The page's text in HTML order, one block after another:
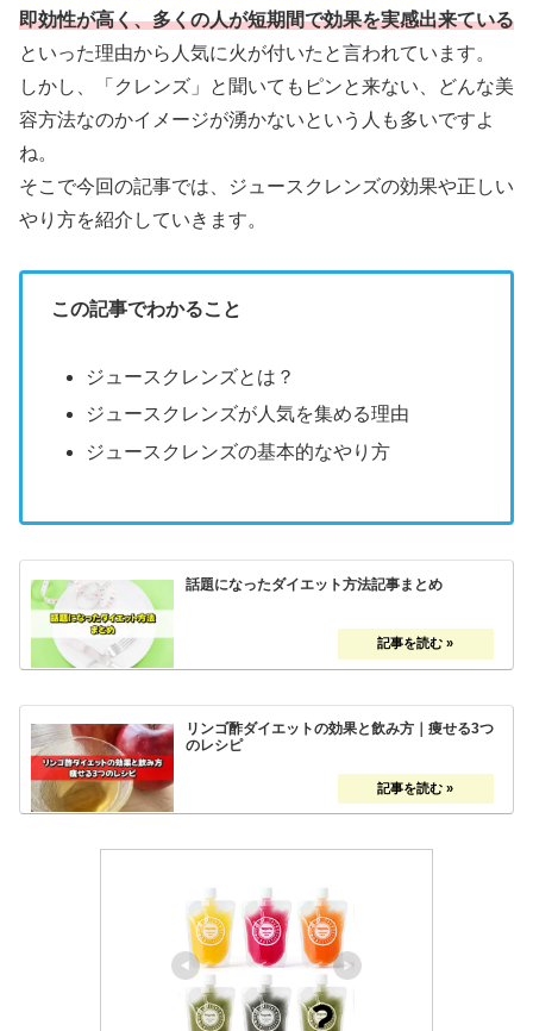
即効性が高く、多くの人が短期間で効果を実感出来ている
といった理由から人気に火が付いたと言われています。
しかし、「クレンズ」と聞いてもピンと来ない、どんな美
容方法なのかイメージが湧かないという人も多いですよ
ね。
そこで今回の記事では、ジュースクレンズの効果や正しい
やり方を紹介していきます。
この記事でわかること
ジュースクレンズとは？
ジュースクレンズが人気を集める理由
ジュースクレンズの基本的なやり方
話題になったダイエット方法記事まとめ
リンゴ酢ダイエットの効果と飲み方｜痩せる3つ
のレシピ